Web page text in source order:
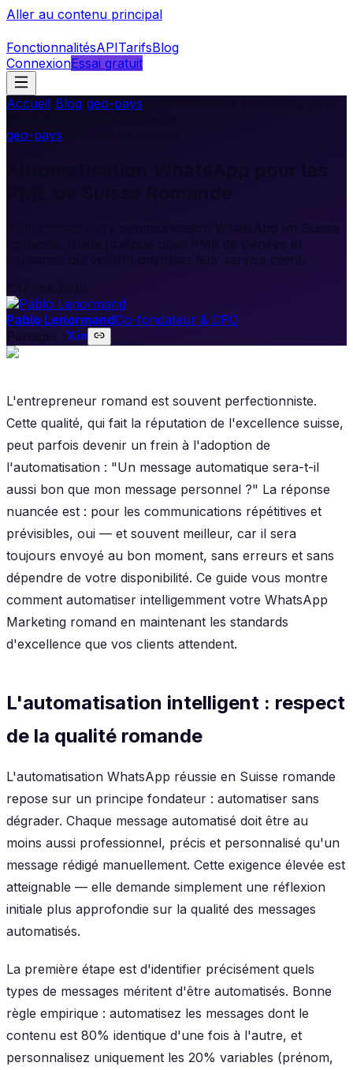
Aller au contenu principal
FonctionnalitésAPITarifsBlog
ConnexionEssai gratuit
Accueil Blog geo-pays
geo-pays
Automatisez votre communication WhatsApp en Suisse
romande. Guide pratique pour PME de Genève et
Lausanne qui veulent optimiser leur service client.
Pablo LenormandCo-fondateur & CPO
Partager :
L'entrepreneur romand est souvent perfectionniste.
Cette qualité, qui fait la réputation de l'excellence suisse,
peut parfois devenir un frein à l'adoption de
l'automatisation : "Un message automatique sera-t-il
aussi bon que mon message personnel ?" La réponse
nuancée est : pour les communications répétitives et
prévisibles, oui — et souvent meilleur, car il sera
toujours envoyé au bon moment, sans erreurs et sans
dépendre de votre disponibilité. Ce guide vous montre
comment automatiser intelligemment votre WhatsApp
Marketing romand en maintenant les standards
d'excellence que vos clients attendent.
L'automatisation intelligent : respect
de la qualité romande
L'automatisation WhatsApp réussie en Suisse romande
repose sur un principe fondateur : automatiser sans
dégrader. Chaque message automatisé doit être au
moins aussi professionnel, précis et personnalisé qu'un
message rédigé manuellement. Cette exigence élevée est
atteignable — elle demande simplement une réflexion
initiale plus approfondie sur la qualité des messages
automatisés.
La première étape est d'identifier précisément quels
types de messages méritent d'être automatisés. Bonne
règle empirique : automatisez les messages dont le
contenu est 80% identique d'une fois à l'autre, et
personnalisez uniquement les 20% variables (prénom,